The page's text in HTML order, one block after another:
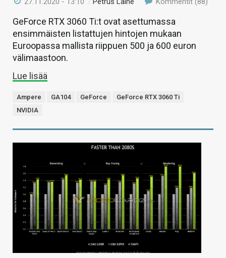
GeForce RTX 3060 Ti:t ovat asettumassa
ensimmäisten listattujen hintojen mukaan
Euroopassa mallista riippuen 500 ja 600 euron
välimaastoon.
Lue lisää
Ampere GA104 GeForce
GeForce RTX 3060 Ti
NVIDIA